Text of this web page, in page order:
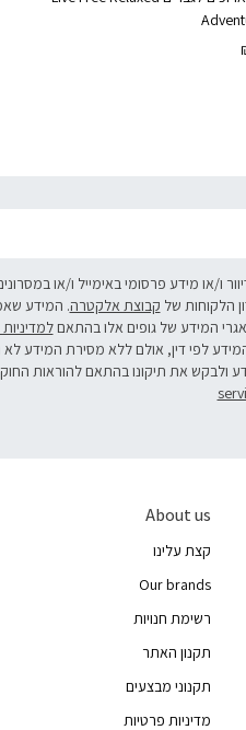
ו/או מידע פרסומי באימייל ו/או
הלקוחות של קבוצת אלקטרה. המידע
המידע של גופים אלו בהתאם
לפי דין, אולם ללא מסירת המידע
ולבקש את תיקונו בהתאם להוראות
About us
קצת עלינו
Our brands
רשימת חנויות
תקנון האתר
תקנוני מבצעים
מדיניות פרטיות